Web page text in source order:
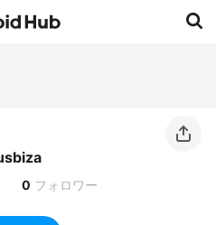
0 フォロワー